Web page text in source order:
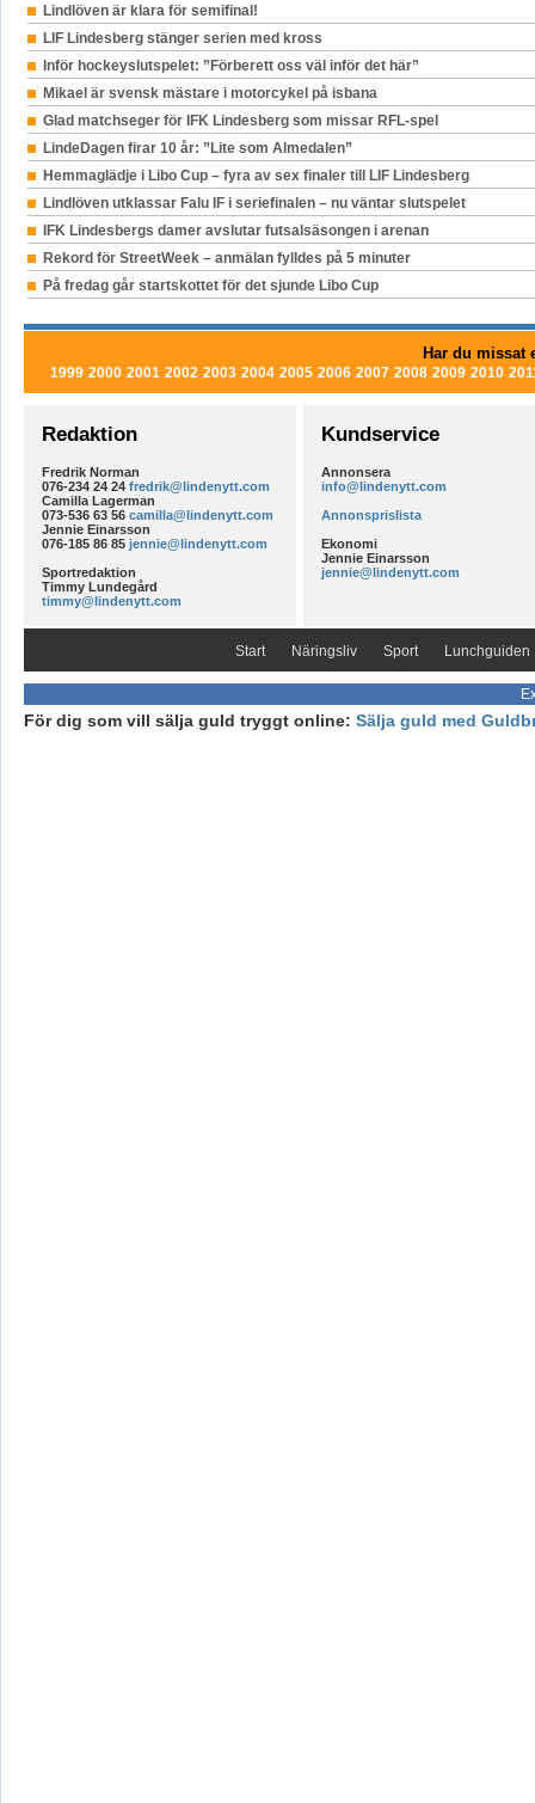
Lindlöven är klara för semifinal!
LIF Lindesberg stänger serien med kross
Inför hockeyslutspelet: ”Förberett oss väl inför det här”
Mikael är svensk mästare i motorcykel på isbana
Glad matchseger för IFK Lindesberg som missar RFL-spel
LindeDagen firar 10 år: ”Lite som Almedalen”
Hemmaglädje i Libo Cup – fyra av sex finaler till LIF Lindesberg
Lindlöven utklassar Falu IF i seriefinalen – nu väntar slutspelet
IFK Lindesbergs damer avslutar futsalsäsongen i arenan
Rekord för StreetWeek – anmälan fylldes på 5 minuter
På fredag går startskottet för det sjunde Libo Cup
Har du missat
1999 2000 2001 2002 2003 2004 2005 2006 2007 2008 2009 2010
Redaktion
Fredrik Norman
076-234 24 24 fredrik@lindenytt.com
Camilla Lagerman
073-536 63 56 camilla@lindenytt.com
Jennie Einarsson
076-185 86 85 jennie@lindenytt.com
Sportredaktion
Timmy Lundegård
timmy@lindenytt.com
Kundservice
Annonsera
info@lindenytt.com
Annonsprislista
Ekonomi
Jennie Einarsson
jennie@lindenytt.com
Start Näringsliv Sport Lunchguiden
För dig som vill sälja guld tryggt online: Sälja guld med